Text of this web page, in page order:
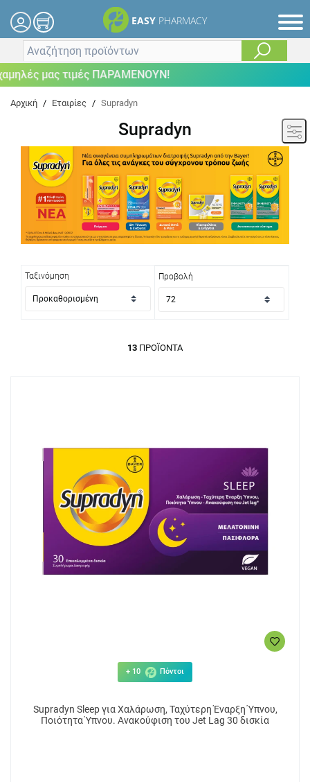
EASY PHARMACY
μας τιμές ΠΑΡΑΜΕΝΟΥΝ!
Αρχική / Εταιρίες / Supradyn
Supradyn
Ταξινόμηση Προβολή
13 ΠΡΟΪΌΝΤΑ
+ 10 Πόντοι
Supradyn Sleep για Χαλάρωση, Ταχύτερη Έναρξη Ύπνου,
Ποιότητα Ύπνου. Ανακούφιση του Jet Lag 30 δισκία